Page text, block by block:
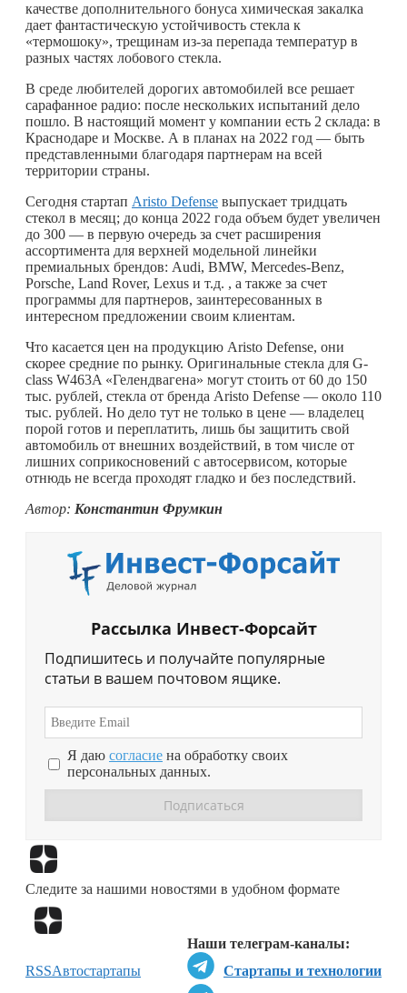
качестве дополнительного бонуса химическая закалка
дает фантастическую устойчивость стекла к
«термошоку», трещинам из-за перепада температур в
разных частях лобового стекла.
В среде любителей дорогих автомобилей все решает
сарафанное радио: после нескольких испытаний дело
пошло. В настоящий момент у компании есть 2 склада: в
Краснодаре и Москве. А в планах на 2022 год — быть
представленными благодаря партнерам на всей
территории страны.
Сегодня стартап Aristo Defense выпускает тридцать
стекол в месяц; до конца 2022 года объем будет увеличен
до 300 — в первую очередь за счет расширения
ассортимента для верхней модельной линейки
премиальных брендов: Audi, BMW, Mercedes-Benz,
Porsche, Land Rover, Lexus и т.д. , а также за счет
программы для партнеров, заинтересованных в
интересном предложении своим клиентам.
Что касается цен на продукцию Aristo Defense, они
скорее средние по рынку. Оригинальные стекла для G-
class W463A «Гелендвагена» могут стоить от 60 до 150
тыс. рублей, стекла от бренда Aristo Defense — около 110
тыс. рублей. Но дело тут не только в цене — владелец
порой готов и переплатить, лишь бы защитить свой
автомобиль от внешних воздействий, в том числе от
лишних соприкосновений с автосервисом, которые
отнюдь не всегда проходят гладко и без последствий.
Автор: Константин Фрумкин
Рассылка Инвест-Форсайт
Подпишитесь и получайте популярные
статьи в вашем почтовом ящике.
Я даю согласие на обработку своих
персональных данных.
Следите за нашими новостями в удобном формате
Наши телеграм-каналы:
Стартапы и технологии
RSSАвтостартапы